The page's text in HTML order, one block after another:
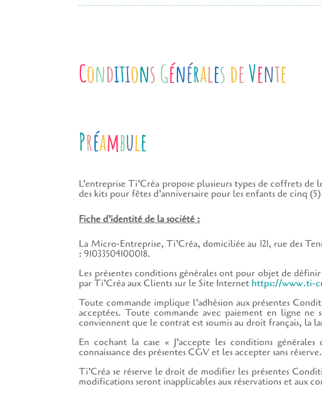
ConditionsGénérales deVente
Préambule
L’entreprise Ti’Créa propose plusieurs types de coffrets
des kits pour fêtes d’anniversaire pour les enfants de cinq
Fiche d’identité de la société :
La Micro-Entreprise, Ti’Créa, domiciliée au 121, rue des
: 91033504100018.
Les présentes conditions générales ont pour objet de
par Ti’Créa aux Clients sur le Site Internet https://www.ti-
Toute commande implique l’adhésion aux présentes
acceptées. Toute commande avec paiement en ligne ne
conviennent que le contrat est soumis au droit français, la
En cochant la case « J’accepte les conditions
connaissance des présentes CGV et les accepter sans réserve.
Ti’Créa se réserve le droit de modifier les présentes
modifications seront inapplicables aux réservations et aux